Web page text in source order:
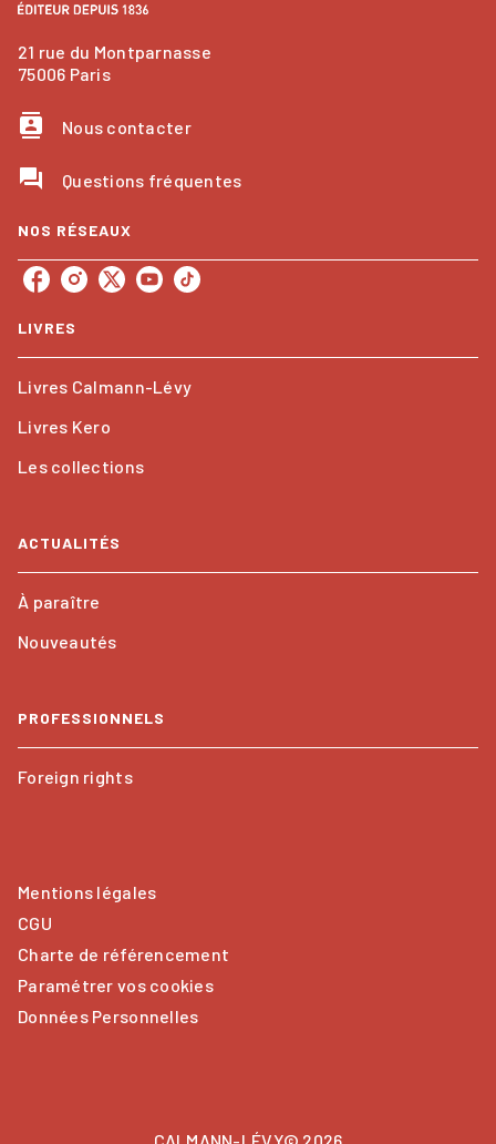
21 rue du Montparnasse
75006 Paris
contacts Nous contacter
question_answer Questions fréquentes
NOS RÉSEAUX
LIVRES
Livres Calmann-Lévy
Livres Kero
Les collections
ACTUALITÉS
À paraître
Nouveautés
PROFESSIONNELS
Foreign rights
Mentions légales
CGU
Charte de référencement
Paramétrer vos cookies
Données Personnelles